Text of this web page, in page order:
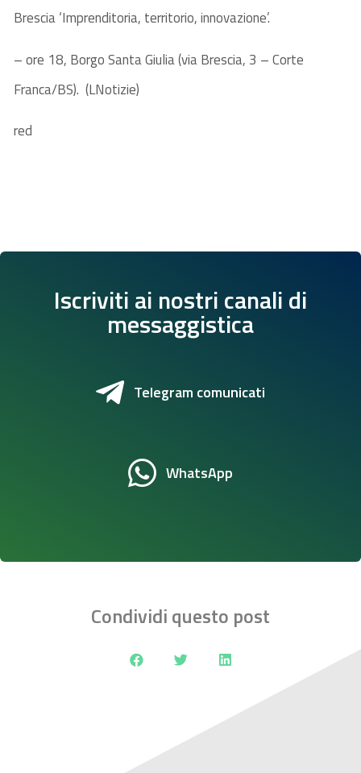
Brescia ‘Imprenditoria, territorio, innovazione’.
– ore 18, Borgo Santa Giulia (via Brescia, 3 – Corte
Franca/BS). (LNotizie)
red
Iscriviti ai nostri canali di
messaggistica
Telegram comunicati
WhatsApp
Condividi questo post